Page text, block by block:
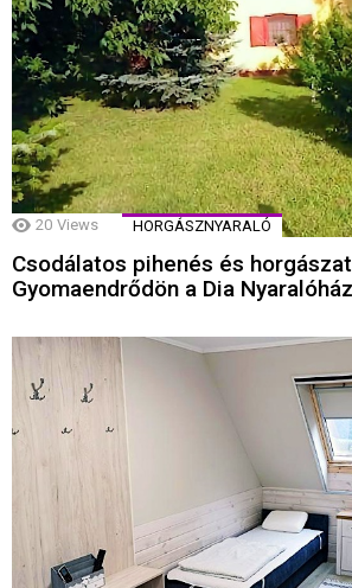
20 Views HORGÁSZNYARALÓ
Csodálatos pihenés és horgászat
Gyomaendrődön a Dia